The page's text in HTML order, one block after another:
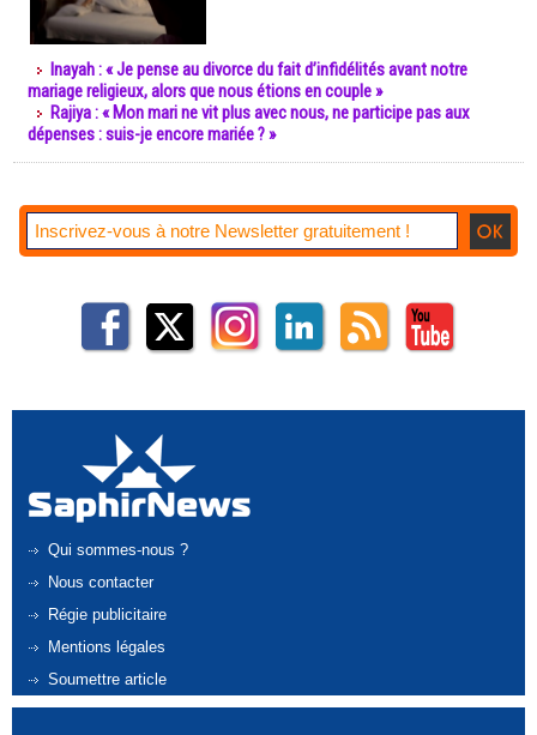
Inayah : « Je pense au divorce du fait d’infidélités avant notre
mariage religieux, alors que nous étions en couple »
Rajiya : « Mon mari ne vit plus avec nous, ne participe pas aux
dépenses : suis-je encore mariée ? »
Qui sommes-nous ?
Nous contacter
Régie publicitaire
Mentions légales
Soumettre article